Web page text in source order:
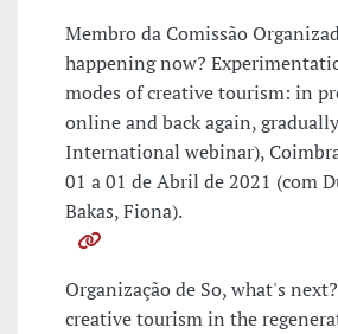
Membro da Comissão
happening now?
modes of creative tourism: in
online and back again,
International webinar),
01 a 01 de Abril de 2021 (com
Bakas, Fiona).
Organização de So, what's
creative tourism in the